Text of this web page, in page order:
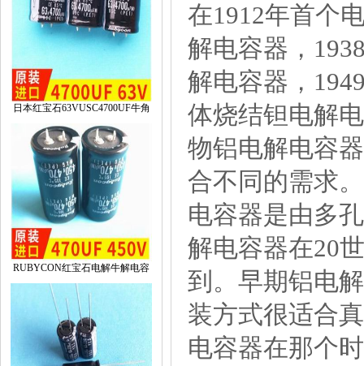
日本红宝石63VUSC4700UF牛角
RUBYCON红宝石电解牛解电容
在1912年首个
解电容器，
解电容器，
体烧结钽电解
物铝电解电容
合不同的需求
电容器是由多
解电容器在20
到。早期铝电
装方式很适合
电容器在那个